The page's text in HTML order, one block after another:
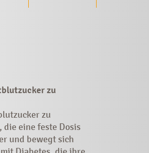
zu
zu
eine feste Dosis
und bewegt sich